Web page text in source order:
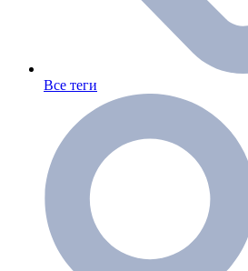
Все теги